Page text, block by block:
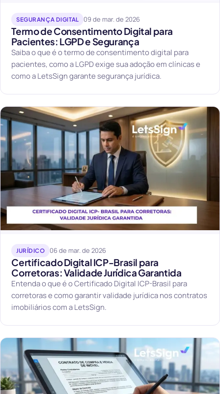
SEGURANÇA DIGITAL 09 de mar. de 2026
Termo de Consentimento Digital para
Pacientes: LGPD e Segurança
Saiba o que é o termo de consentimento digital para
pacientes, como a LGPD exige sua adoção em clínicas e
como a LetsSign garante segurança jurídica.
JURÍDICO 06 de mar. de 2026
Certificado Digital ICP-Brasil para
Corretoras: Validade Jurídica Garantida
Entenda o que é o Certificado Digital ICP-Brasil para
corretoras e como garantir validade jurídica nos contratos
imobiliários com a LetsSign.